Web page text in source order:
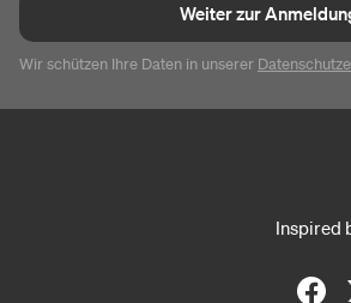
Weiter zur
Wir schützen Ihre Daten in unserer
Inspired